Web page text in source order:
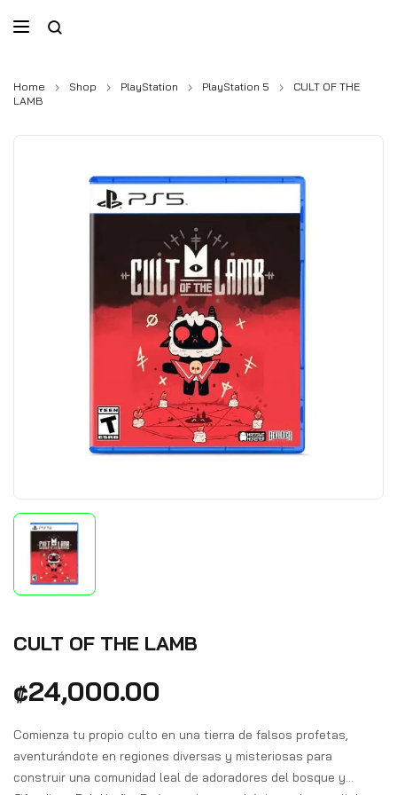
Home Shop PlayStation PlayStation 5
CULT OF THE
LAMB
CULT OF THE LAMB
₡24,000.00
Comienza tu propio culto en una tierra de falsos profetas,
aventurándote en regiones diversas y misteriosas para
construir una comunidad leal de adoradores del bosque y